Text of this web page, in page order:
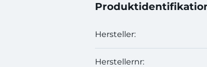
Hersteller:
Herstellernr: